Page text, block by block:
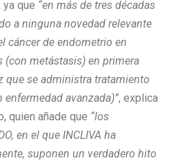
ya que “en más de tres décadas
a ninguna novedad relevante
cáncer de endometrio en
(con metástasis) en primera
que se administra tratamiento
avanzada)”, explica
quien añade que “los
en el que INCLIVA ha
suponen un verdadero hito